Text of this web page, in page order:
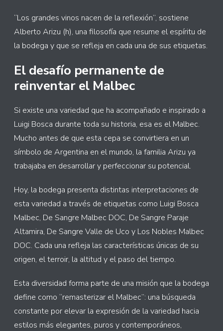
“Los grandes vinos nacen de la reflexión”, sostiene
Alberto Arizu (h), una filosofía que resume el espíritu de
la bodega y que se refleja en cada una de sus etiquetas.
El desafío permanente de
reinventar el Malbec
Si existe una variedad que ha acompañado e inspirado a
Luigi Bosca durante toda su historia, esa es el Malbec.
Mucho antes de que esta cepa se convirtiera en un
símbolo de Argentina en el mundo, la familia Arizu ya
trabajaba en desarrollar y perfeccionar su potencial.
Hoy, la bodega presenta distintas interpretaciones de
esta variedad a través de etiquetas como Luigi Bosca
Malbec, De Sangre Malbec DOC, De Sangre Paraje
Altamira, De Sangre Valle de Uco y Los Nobles Malbec
DOC. Cada una refleja las características únicas de su
origen, el terroir, la altitud y el paso del tiempo.
Esta diversidad forma parte de una misión que la bodega
define como “remasterizar el Malbec”: una búsqueda
constante por elevar la expresión de la variedad hacia
estilos más elegantes, puros y contemporáneos,